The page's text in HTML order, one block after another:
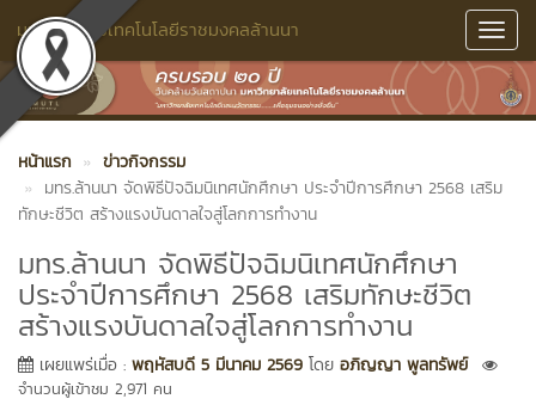
มหาวิทยาลัยเทคโนโลยีราชมงคลล้านนา
หน้าแรก
ข่าวกิจกรรม
มทร.ล้านนา จัดพิธีปัจฉิมนิเทศนักศึกษา ประจำปีการศึกษา 2568 เสริม
ทักษะชีวิต สร้างแรงบันดาลใจสู่โลกการทำงาน
มทร.ล้านนา จัดพิธีปัจฉิมนิเทศนักศึกษา
ประจำปีการศึกษา 2568 เสริมทักษะชีวิต
สร้างแรงบันดาลใจสู่โลกการทำงาน
เผยแพร่เมื่อ : พฤหัสบดี 5 มีนาคม 2569 โดย อภิญญา พูลทรัพย์
จำนวนผู้เข้าชม 2,971 คน